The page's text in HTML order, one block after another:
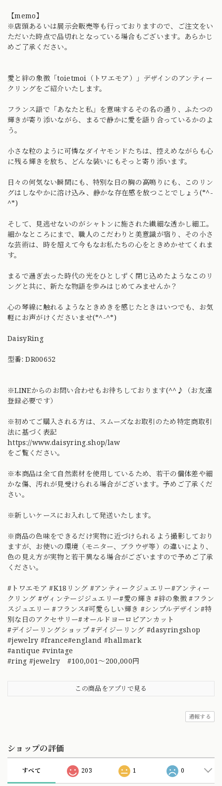
【memo】
※店頭あるいは展示会販売等も行っておりますので、ご注文をい
ただいた時点で品切れとなっている場合もございます。あらかじ
めご了承ください。
愛と絆の象徴「toietmoi（トワエモア）」デザインのアンティー
クリングをご紹介いたします。
フランス語で「あなたと私」を意味するその名の通り、ふたつの
輝きが寄り添いながら、まるで静かに愛を語り合っているかのよ
う。
小さな粒のように可憐なダイヤモンドたちは、控えめながらも心
に残る輝きを放ち、どんな装いにもそっと寄り添います。
日々の何気ない瞬間にも、特別な日の胸の高鳴りにも、このリン
グはしなやかに溶け込み、静かな存在感を放つことでしょう(*^-
^*)
そして、見逃せないのがシャトンに施された繊細な透かし細工。
細かなところにまで、職人のこだわりと美意識が宿り、その小さ
な芸術は、時を超えて今もなお私たちの心をときめかせてくれま
す。
まるで過ぎ去った時代の光をひとしずく閉じ込めたようなこのリ
ングと共に、新たな物語を歩みはじめてみませんか？
心の琴線に触れるようなときめきを感じたときはいつでも、お気
軽にお声がけくださいませ(*^-^*)
DaisyRing
型番: DR00652
※LINEからのお問い合わせもお待ちしております(^^♪（お友達
登録必要です）
※初めてご購入される方は、スムーズなお取引のため特定商取引
法に基づく表記
https://www.daisyring.shop/law
をご覧ください。
※本商品は全て自然素材を使用しているため、若干の個体差や細
かな傷、汚れが見受けられる場合がございます。予めご了承くだ
さい。
※新しいケースにお入れして発送いたします。
※商品の色味をできるだけ実物に近づけられるよう撮影しており
ますが、お使いの環境（モニター、ブラウザ等）の違いにより、
色の見え方が実物と若干異なる場合がございますので予めご了承
ください。
#トワエモア #K18リング #アンティークジュエリー#アンティー
クリング #ヴィンテージジュエリー#愛の輝き #絆の象徴 #フラン
スジュエリー #フランス#可愛らしい輝き #シンプルデザイン#特
別な日のアクセサリー#オールドヨーロピアンカット
#デイジーリングショップ #デイジーリング #dasyringshop
#jewelry #france#england #hallmark
#antique #vintage
#ring #jewelry #100,001～200,000円
この商品をアプリで見る
通報する
ショップの評価
すべて 203 1 0